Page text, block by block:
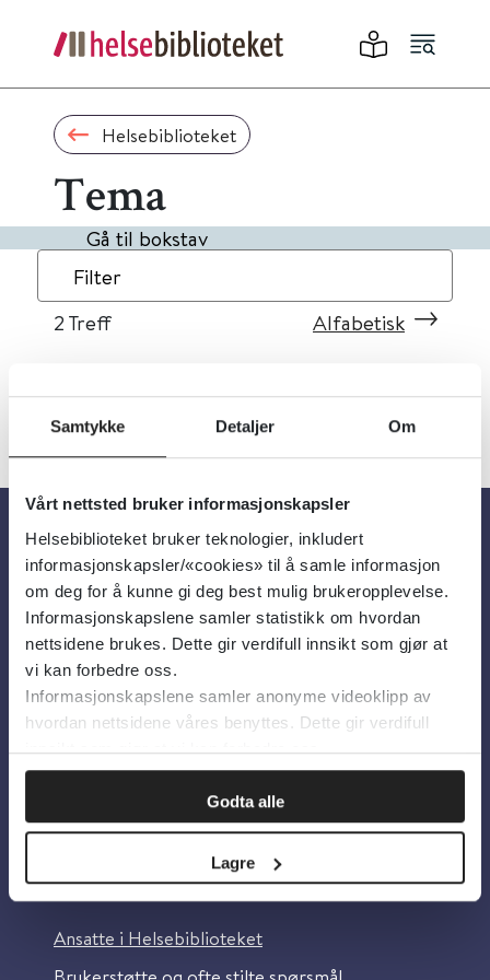
Samtykke Detaljer Om
Vårt nettsted bruker informasjonskapsler
Helsebiblioteket bruker teknologier, inkludert
informasjonskapsler/«cookies» til å samle informasjon
om deg for å kunne gi deg best mulig brukeropplevelse.
Informasjonskapslene samler statistikk om hvordan
nettsidene brukes. Dette gir verdifull innsikt som gjør at
vi kan forbedre oss.
Informasjonskapslene samler anonyme videoklipp av
hvordan nettsidene våres benyttes. Dette gir verdifull
innsikt som gjør at vi kan forbedre oss.
Godta alle
Lagre
Helsebiblioteket
Tema
Gå til bokstav
Filter
2 Treff Alfabetisk
Om oss
Om Helsebiblioteket
Personvern og informasjonskapsler
Tilgjengelighetserklæring
Information in English
Ansatte i Helsebiblioteket